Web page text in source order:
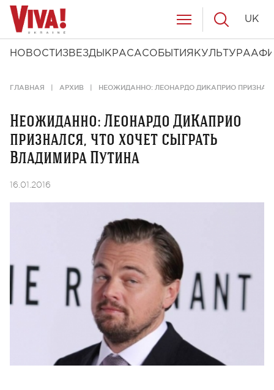
НОВОСТИ ЗВЕЗДЫ КРАСАСОБЫТИЯ КУЛЬТУРА
UK
ГЛАВНАЯ АРХИВ НЕОЖИДАННО: ЛЕОНАРДО ДИКАПРИО
Неожиданно: Леонардо ДиКаприо
признался, что хочет сыграть
Владимира Путина
16.01.2016